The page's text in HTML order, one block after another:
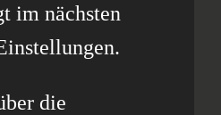
im nächsten
die